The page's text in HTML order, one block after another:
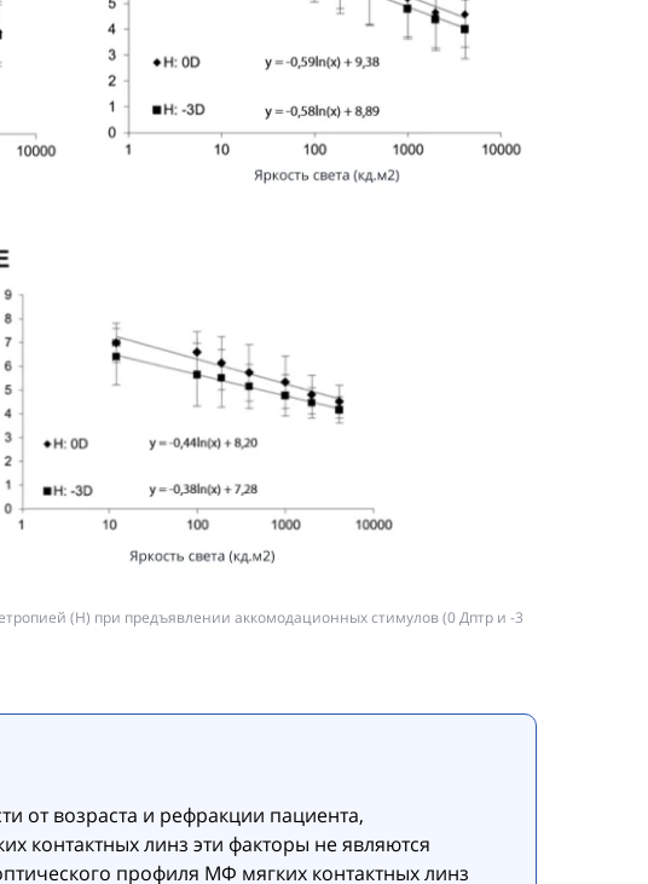
(H) при предъявлении аккомодационных стимулов (0 Дптр и -3
от возраста и рефракции пациента,
контактных линз эти факторы не являются
профиля МФ мягких контактных линз